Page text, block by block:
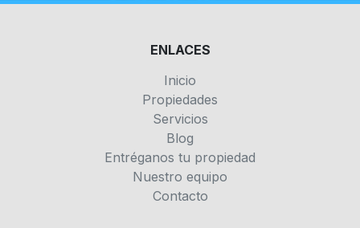
ENLACES
Inicio
Propiedades
Servicios
Blog
Entréganos tu propiedad
Nuestro equipo
Contacto